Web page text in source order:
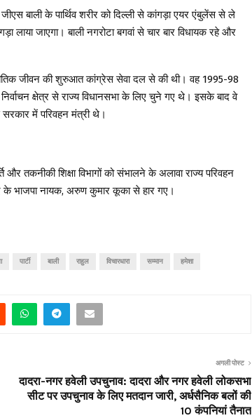
बाली के पार्थिव शरीर को दिल्ली से कांगड़ा एयर एंबुलेंस से ले
लाया जाएगा। बाली नगरोटा बगवां से चार बार विधायक रहे और
जीवन की शुरुआत कांग्रेस सेवा दल से की थी। वह 1995-98
क्षेत्र से राज्य विधानसभा के लिए चुने गए थे। इसके बाद वे
में परिवहन मंत्री थे।
तकनीकी शिक्षा विभागों को संभालने के अलावा राज्य परिवहन
के भाजपा नायक, अरुण कुमार कूका से हार गए।
पार्टी बाली राहुल विचारधारा सम्मान हमेशा
अगली पोस्ट
दादरा-नगर हवेली उपचुनाव: दादरा और नगर हवेली लोकसभा
सीट पर उपचुनाव के लिए मतदान जारी, अर्धसैनिक बलों की
10 कंपनियां तैनात